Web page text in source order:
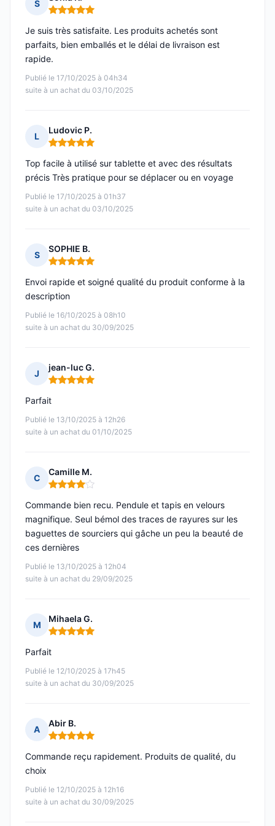
S
Note : 5 sur 5
Publié le 17/10/2025 à 04h34
suite à un achat du 03/10/2025
Je suis très satisfaite. Les produits achetés sont
parfaits, bien emballés et le délai de livraison est
rapide.
L
Ludovic P.
Note : 5 sur 5
Publié le 17/10/2025 à 01h37
suite à un achat du 03/10/2025
Top facile à utilisé sur tablette et avec des résultats
précis Très pratique pour se déplacer ou en voyage
S
SOPHIE B.
Note : 5 sur 5
Publié le 16/10/2025 à 08h10
suite à un achat du 30/09/2025
Envoi rapide et soigné qualité du produit conforme à la
description
J
jean-luc G.
Note : 5 sur 5
Publié le 13/10/2025 à 12h26
suite à un achat du 01/10/2025
Parfait
C
Camille M.
Note : 4 sur 5
Publié le 13/10/2025 à 12h04
suite à un achat du 29/09/2025
Commande bien recu. Pendule et tapis en velours
magnifique. Seul bémol des traces de rayures sur les
baguettes de sourciers qui gâche un peu la beauté de
ces dernières
M
Mihaela G.
Note : 5 sur 5
Publié le 12/10/2025 à 17h45
suite à un achat du 30/09/2025
Parfait
A
Abir B.
Note : 5 sur 5
Publié le 12/10/2025 à 12h16
suite à un achat du 30/09/2025
Commande reçu rapidement. Produits de qualité, du
choix